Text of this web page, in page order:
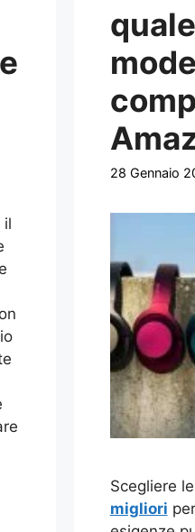
il
quale
28 Gennaio
Scegliere
migliori